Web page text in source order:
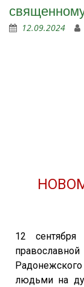
12.09.2024
12
людьми на